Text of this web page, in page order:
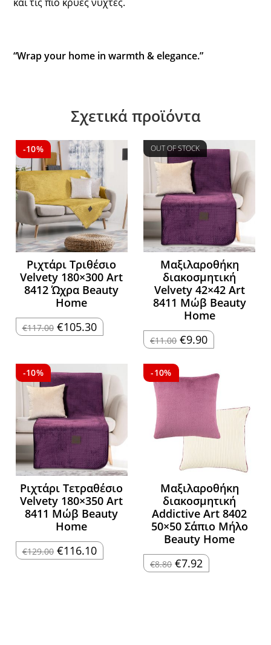
“Wrap your home in warmth & elegance.”
Σχετικά προϊόντα
-10%
Ριχτάρι Τριθέσιο
Velvety 180×300 Art
8412 Ώχρα Beauty
Home
€117.00 Original
price
€105.30Η
τρέχουσα
OUT OF STOCK
Μαξιλαροθήκη
διακοσμητική
Velvety 42×42 Art
8411 Μώβ Beauty
Home
€11.00 Original
price
€9.90Η
τρέχουσα
€9.90.
-10%
Ριχτάρι Τετραθέσιο
Velvety 180×350 Art
8411 Μώβ Beauty
Home
€129.00 Original
price
€116.10Η
τρέχουσα
-10%
Μαξιλαροθήκη
διακοσμητική
Addictive Art 8402
50×50 Σάπιο Μήλο
Beauty Home
€8.80 Original
price
€7.92 Η
τρέχουσα